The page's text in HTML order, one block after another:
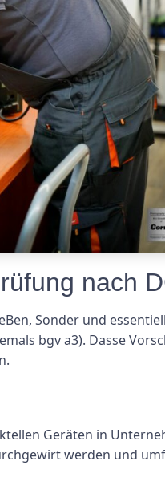
nach
Sonder und
bgv a3). Dasse
Geräten in
werden und